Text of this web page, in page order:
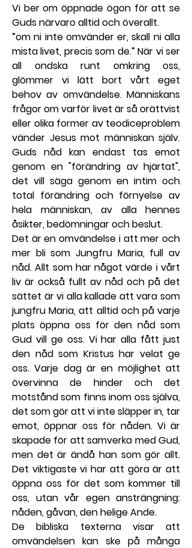
Vi ber om öppnade ögon för att se
Guds närvaro alltid och överallt.
”om ni inte omvänder er, skall ni alla
mista livet, precis som de.” När vi ser
all ondska runt omkring oss,
glömmer vi lätt bort vårt eget
behov av omvändelse. Människans
frågor om varför livet är så orättvist
eller olika former av teodiceproblem
vänder Jesus mot människan själv.
Guds nåd kan endast tas emot
genom en "förändring av hjärtat",
det vill säga genom en intim och
total förändring och förnyelse av
hela människan, av alla hennes
åsikter, bedömningar och beslut.
Det är en omvändelse i att mer och
mer bli som Jungfru Maria, full av
nåd. Allt som har något värde i vårt
liv är också fullt av nåd och på det
sättet är vi alla kallade att vara som
jungfru Maria, att alltid och på varje
plats öppna oss för den nåd som
Gud vill ge oss. Vi har alla fått just
den nåd som Kristus har velat ge
oss. Varje dag är en möjlighet att
övervinna de hinder och det
motstånd som finns inom oss själva,
det som gör att vi inte släpper in, tar
emot, öppnar oss för nåden. Vi är
skapade för att samverka med Gud,
men det är ändå han som gör allt.
Det viktigaste vi har att göra är att
öppna oss för det som kommer till
oss, utan vår egen ansträngning:
nåden, gåvan, den helige Ande.
De bibliska texterna visar att
omvändelsen kan ske på många